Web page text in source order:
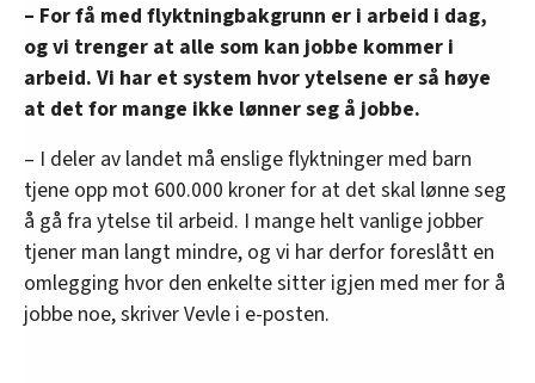
– For få med flyktningbakgrunn er i arbeid i dag,
og vi trenger at alle som kan jobbe kommer i
arbeid. Vi har et system hvor ytelsene er så høye
at det for mange ikke lønner seg å jobbe.
– I deler av landet må enslige flyktninger med barn
tjene opp mot 600.000 kroner for at det skal lønne seg
å gå fra ytelse til arbeid. I mange helt vanlige jobber
tjener man langt mindre, og vi har derfor foreslått en
omlegging hvor den enkelte sitter igjen med mer for å
jobbe noe, skriver Vevle i e-posten.